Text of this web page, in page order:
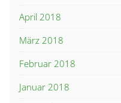
April 2018
März 2018
Februar 2018
Januar 2018